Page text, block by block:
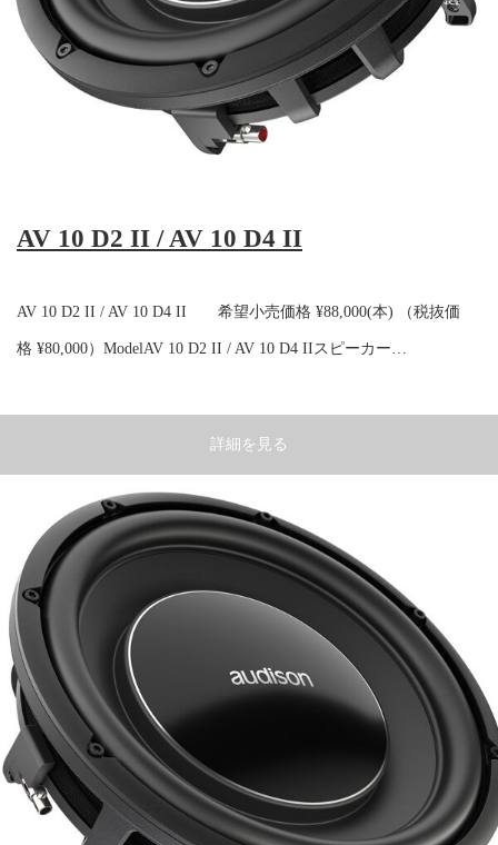
AV 10 D2 II / AV 10 D4 II
AV 10 D2 II / AV 10 D4 II 希望小売価格 ¥88,000(本) （税抜価
格 ¥80,000）ModelAV 10 D2 II / AV 10 D4 IIスピーカー…
詳細を見る